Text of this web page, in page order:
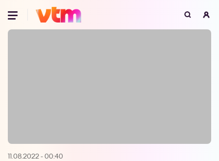
Oeps, browser niet ondersteund
11.08.2022 - 00:40